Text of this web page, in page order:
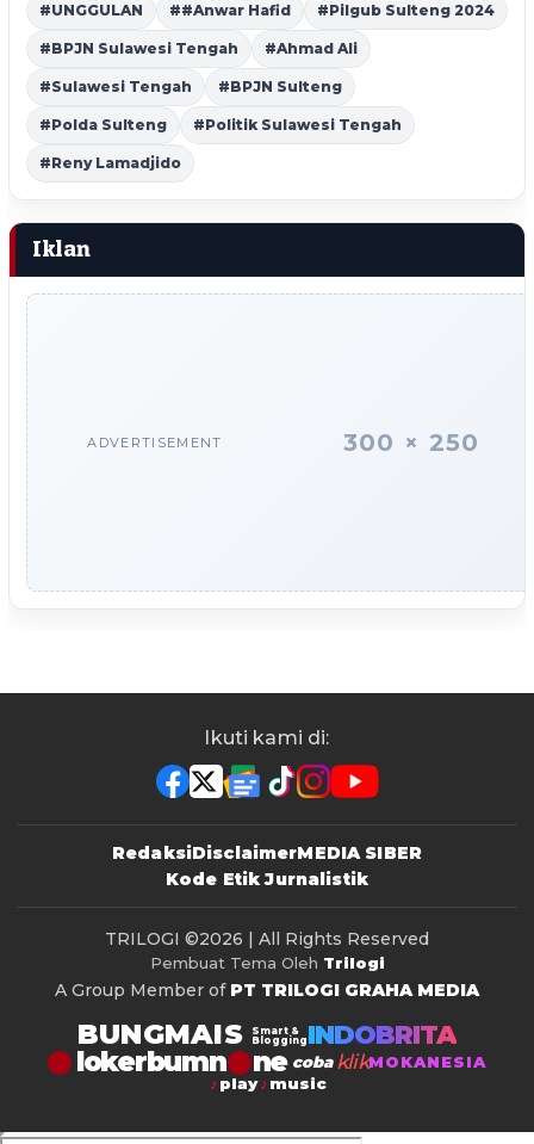
#UNGGULAN ##Anwar Hafid #Pilgub Sulteng 2024
#BPJN Sulawesi Tengah #Ahmad Ali
#Sulawesi Tengah #BPJN Sulteng
#Polda Sulteng #Politik Sulawesi Tengah
#Reny Lamadjido
Iklan
ADVERTISEMENT 300 × 250
Ikuti kami di:
RedaksiDisclaimerMEDIA SIBER
Kode Etik Jurnalistik
TRILOGI ©2026 | All Rights Reserved
Pembuat Tema Oleh Trilogi
A Group Member of PT TRILOGI GRAHA MEDIA
BUNGMAIS
Smart &
Blogging INDOBRITA
lokerbumn coba klikMOKANESIA
play
music